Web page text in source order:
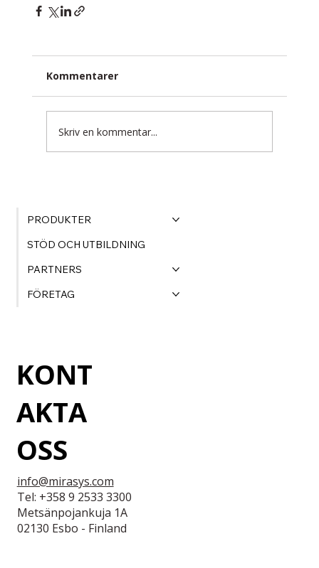
Kommentarer
Skriv en kommentar...
PRODUKTER
STÖD OCH UTBILDNING
PARTNERS
FÖRETAG
KONT
AKTA
OSS
info@mirasys.com
Tel: +358 9 2533 3300
Metsänpojankuja 1A
02130 Esbo - Finland